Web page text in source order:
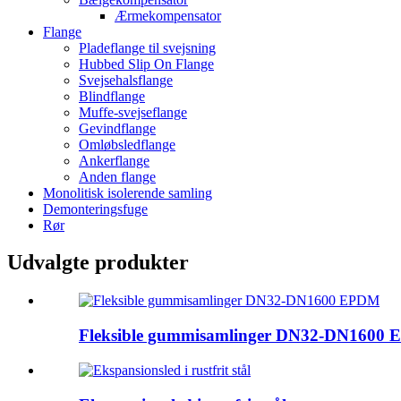
Ærmekompensator
Flange
Pladeflange til svejsning
Hubbed Slip On Flange
Svejsehalsflange
Blindflange
Muffe-svejseflange
Gevindflange
Omløbsledflange
Ankerflange
Anden flange
Monolitisk isolerende samling
Demonteringsfuge
Rør
Udvalgte produkter
Fleksible gummisamlinger DN32-DN1600